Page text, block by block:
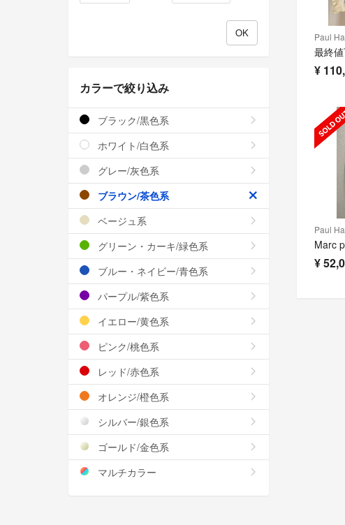
Paul
¥
Paul
Marc
¥
カラーで絞り込み
ブラック/黒色系
ホワイト/白色系
グレー/灰色系
ブラウン/茶色系
ベージュ系
グリーン・カーキ/緑色系
ブルー・ネイビー/青色系
パープル/紫色系
イエロー/黄色系
ピンク/桃色系
レッド/赤色系
オレンジ/橙色系
シルバー/銀色系
ゴールド/金色系
マルチカラー